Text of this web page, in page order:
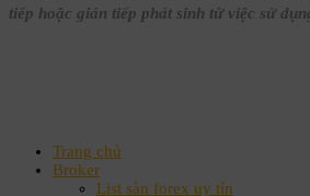
tiếp hoặc gián tiếp phát sinh từ việc sử
Trang chủ
Broker
List sàn forex uy tín